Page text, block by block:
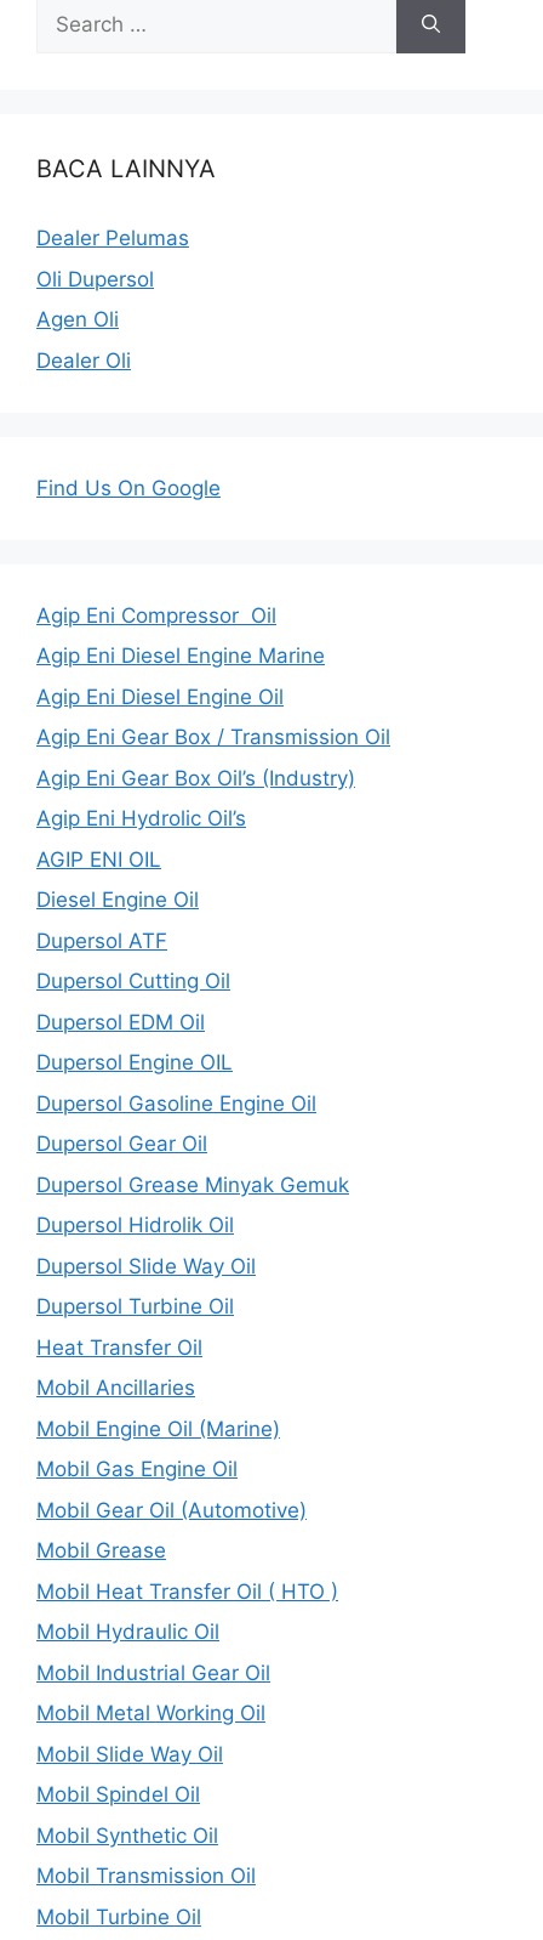
BACA LAINNYA
Dealer Pelumas
Oli Dupersol
Agen Oli
Dealer Oli
Find Us On Google
Agip Eni Compressor Oil
Agip Eni Diesel Engine Marine
Agip Eni Diesel Engine Oil
Agip Eni Gear Box / Transmission Oil
Agip Eni Gear Box Oil’s (Industry)
Agip Eni Hydrolic Oil’s
AGIP ENI OIL
Diesel Engine Oil
Dupersol ATF
Dupersol Cutting Oil
Dupersol EDM Oil
Dupersol Engine OIL
Dupersol Gasoline Engine Oil
Dupersol Gear Oil
Dupersol Grease Minyak Gemuk
Dupersol Hidrolik Oil
Dupersol Slide Way Oil
Dupersol Turbine Oil
Heat Transfer Oil
Mobil Ancillaries
Mobil Engine Oil (Marine)
Mobil Gas Engine Oil
Mobil Gear Oil (Automotive)
Mobil Grease
Mobil Heat Transfer Oil ( HTO )
Mobil Hydraulic Oil
Mobil Industrial Gear Oil
Mobil Metal Working Oil
Mobil Slide Way Oil
Mobil Spindel Oil
Mobil Synthetic Oil
Mobil Transmission Oil
Mobil Turbine Oil